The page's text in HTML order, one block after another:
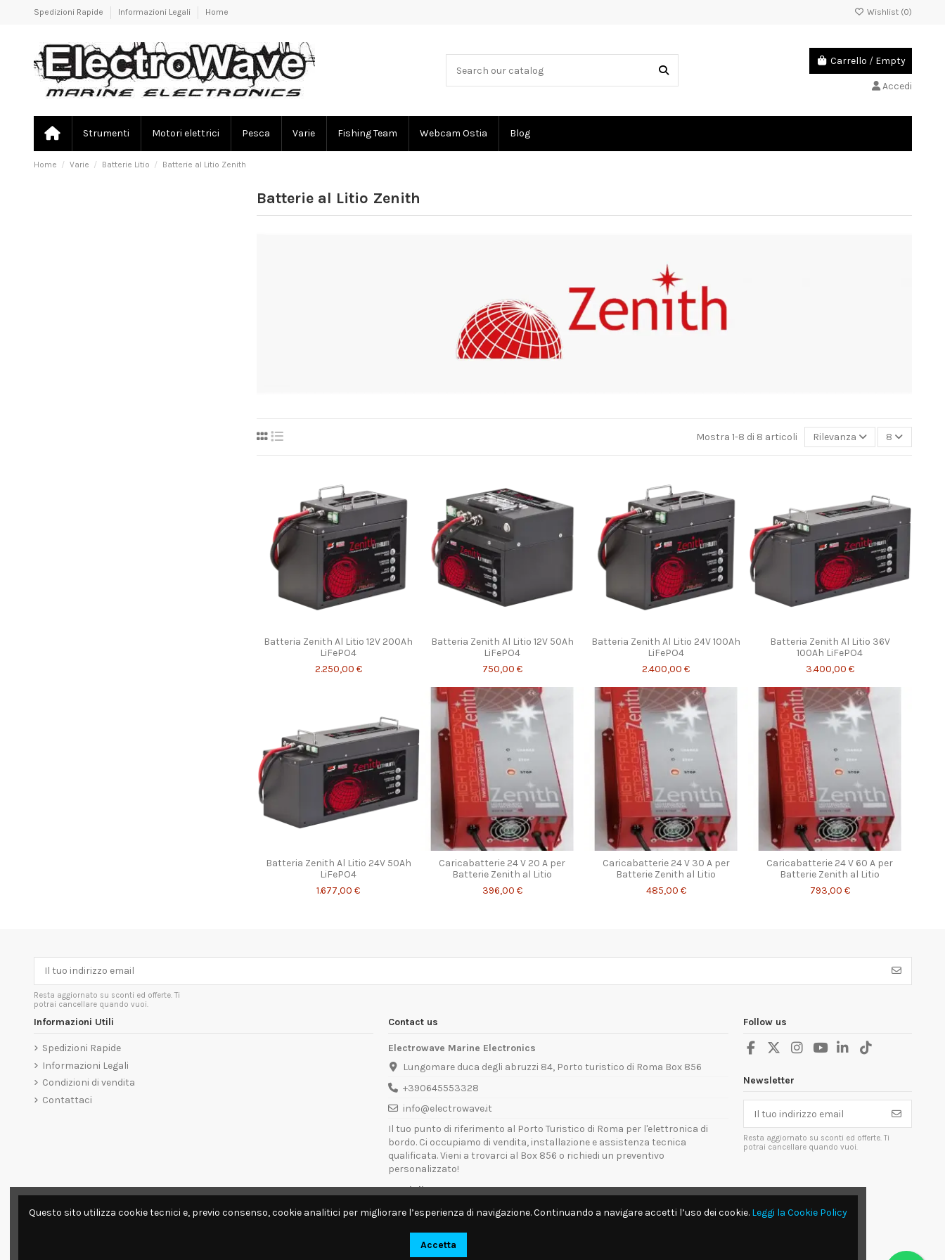
Spedizioni Rapide Informazioni Legali Home Wishlist (0)
Carrello / Empty
Accedi
Strumenti Motori elettrici Pesca Varie Fishing Team Webcam Ostia Blog
Home Varie Batterie Litio Batterie al Litio Zenith
Batterie al Litio Zenith
Mostra 1-8 di 8 articoli Rilevanza 8
Batteria Zenith Al Litio 12V 200Ah
LiFePO4
2.250,00 €
Batteria Zenith Al Litio 12V 50Ah
LiFePO4
750,00 €
Batteria Zenith Al Litio 24V 100Ah
LiFePO4
2.400,00 €
Batteria Zenith Al Litio 36V
100Ah LiFePO4
3.400,00 €
Batteria Zenith Al Litio 24V 50Ah
LiFePO4
1.677,00 €
Caricabatterie 24 V 20 A per
Batterie Zenith al Litio
396,00 €
Caricabatterie 24 V 30 A per
Batterie Zenith al Litio
485,00 €
Caricabatterie 24 V 60 A per
Batterie Zenith al Litio
793,00 €
Resta aggiornato su sconti ed offerte. Ti
potrai cancellare quando vuoi.
Informazioni Utili
Spedizioni Rapide
Informazioni Legali
Condizioni di vendita
Contattaci
Contact us
Electrowave Marine Electronics
Lungomare duca degli abruzzi 84, Porto turistico di Roma Box 856
+390645553328
info@electrowave.it
Il tuo punto di riferimento al Porto Turistico di Roma per l'elettronica di
bordo. Ci occupiamo di vendita, installazione e assistenza tecnica
qualificata. Vieni a trovarci al Box 856 o richiedi un preventivo
personalizzato!
Orari di Apertura:
Lunedì - Venerdì: 09:00 - 13:00 / 14:00 - 18:00
Disponibili per interventi tecnici direttamente a bordo.
Follow us
Newsletter
Resta aggiornato su sconti ed offerte. Ti
potrai cancellare quando vuoi.
Questo sito utilizza cookie tecnici e, previo consenso, cookie analitici per migliorare l’esperienza di navigazione. Continuando a navigare accetti l’uso dei cookie. Leggi la Cookie Policy
Accetta